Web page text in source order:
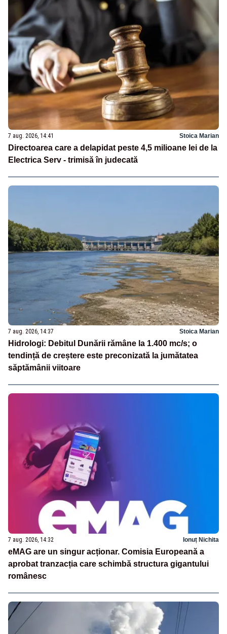
7 aug. 2026, 14:41 Stoica Marian
Directoarea care a delapidat peste 4,5 milioane lei de la
Electrica Serv - trimisă în judecată
7 aug. 2026, 14:37 Stoica Marian
Hidrologi: Debitul Dunării rămâne la 1.400 mc/s; o
tendință de creștere este preconizată la jumătatea
săptămânii viitoare
7 aug. 2026, 14:32 Ionuț Nichita
eMAG are un singur acționar. Comisia Europeană a
aprobat tranzacția care schimbă structura gigantului
românesc